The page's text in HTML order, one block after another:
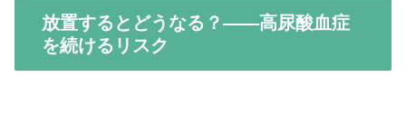
放置するとどうなる？——高尿酸血症
を続けるリスク